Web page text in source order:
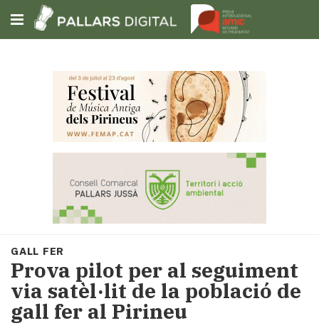
Subscriu-t'hi
Portada
Societat
Política
municipis
Economia
GALL FER
Prova pilot per al seguiment
via satèl·lit de la població de
gall fer al Pirineu